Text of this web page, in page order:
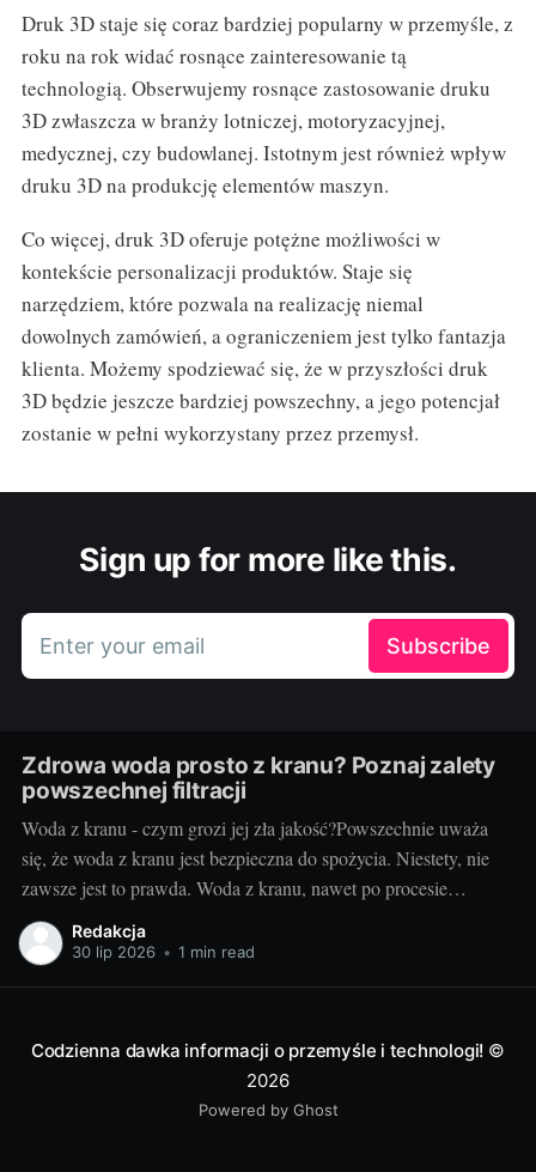
Druk 3D staje się coraz bardziej popularny w przemyśle, z
roku na rok widać rosnące zainteresowanie tą
technologią. Obserwujemy rosnące zastosowanie druku
3D zwłaszcza w branży lotniczej, motoryzacyjnej,
medycznej, czy budowlanej. Istotnym jest również wpływ
druku 3D na produkcję elementów maszyn.
Co więcej, druk 3D oferuje potężne możliwości w
kontekście personalizacji produktów. Staje się
narzędziem, które pozwala na realizację niemal
dowolnych zamówień, a ograniczeniem jest tylko fantazja
klienta. Możemy spodziewać się, że w przyszłości druk
3D będzie jeszcze bardziej powszechny, a jego potencjał
zostanie w pełni wykorzystany przez przemysł.
Sign up for more like this.
Enter your email Subscribe
Zdrowa woda prosto z kranu? Poznaj zalety
powszechnej filtracji
Woda z kranu - czym grozi jej zła jakość?Powszechnie uważa
się, że woda z kranu jest bezpieczna do spożycia. Niestety, nie
zawsze jest to prawda. Woda z kranu, nawet po procesie
oczyszczania i uzdatniania, może zawierać szereg
niebezpiecznych substancji, takich jak metale ciężkie,
Redakcja
30 lip 2026 • 1 min read
Codzienna dawka informacji o przemyśle i technologi! ©
2026
Powered by Ghost